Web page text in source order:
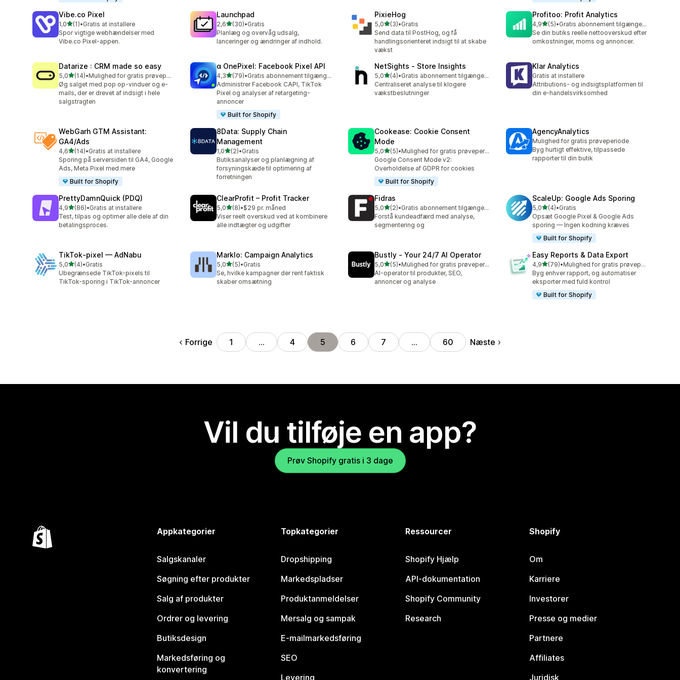
Vibe.co Pixel
1,0ud af 5 stjerner
(1)
1 anmeldelser i alt
•Gratis at installere
Spor vigtige webhændelser med
Vibe.co Pixel-appen.
Launchpad
2,6ud af 5 stjerner
(30)
30 anmeldelser i alt
•Gratis
Planlæg og overvåg udsalg,
lanceringer og ændringer af indhold.
PixieHog
5,0ud af 5 stjerner
(3)
3 anmeldelser i alt
•Gratis
Send data til PostHog, og få
handlingsorienteret indsigt til at skabe
vækst
Profitoo: Profit Analytics
4,9ud af 5 stjerner
(5)
5 anmeldelser i alt
•
Gratis abonnement tilgængeligt
Se din butiks reelle nettooverskud efter
omkostninger, moms og annoncer.
Datarize : CRM made so easy
5,0ud af 5 stjerner
(14)
14 anmeldelser i alt
•
Mulighed for gratis prøveperiode
Øg salget med pop op-vinduer og e-
mails, der er drevet af indsigt i hele
salgstragten
α OnePixel: Facebook Pixel API
4,3ud af 5 stjerner
(79)
79 anmeldelser i alt
•
Gratis abonnement tilgængeligt
Administrer Facebook CAPI, TikTok
Pixel og analyser af retargeting-
annoncer
Built for Shopify
NetSights ‑ Store Insights
5,0ud af 5 stjerner
(4)
4 anmeldelser i alt
•
Gratis abonnement tilgængeligt
Centraliseret analyse til klogere
vækstbeslutninger
Klar Analytics
Gratis at installere
Attributions- og indsigtsplatformen til
din e-handelsvirksomhed
WebGarh GTM Assistant:
GA4/Ads
4,6ud af 5 stjerner
(14)
14 anmeldelser i alt
•Gratis at installere
Sporing på serversiden til GA4, Google
Ads, Meta Pixel med mere
Built for Shopify
8Data: Supply Chain
Management
1,0ud af 5 stjerner
(2)
2 anmeldelser i alt
•Gratis
Butiksanalyser og planlægning af
forsyningskæde til optimering af
forretningen
Cookease: Cookie Consent
Mode
5,0ud af 5 stjerner
(5)
5 anmeldelser i alt
•
Mulighed for gratis prøveperiode
Google Consent Mode v2:
Overholdelse af GDPR for cookies
Built for Shopify
AgencyAnalytics
Mulighed for gratis prøveperiode
Byg hurtigt effektive, tilpassede
rapporter til din butik
PrettyDamnQuick (PDQ)
4,9ud af 5 stjerner
(86)
86 anmeldelser i alt
•Gratis at installere
Test, tilpas og optimer alle dele af din
betalingsproces.
ClearProfit – Profit Tracker
5,0ud af 5 stjerner
(8)
8 anmeldelser i alt
•$29 pr. måned
Viser reelt overskud ved at kombinere
alle indtægter og udgifter
Fidras
5,0ud af 5 stjerner
(2)
2 anmeldelser i alt
•
Gratis abonnement tilgængeligt
Forstå kundeadfærd med analyse,
segmentering og
ScaleUp: Google Ads Sporing
5,0ud af 5 stjerner
(4)
4 anmeldelser i alt
•Gratis
Opsæt Google Pixel & Google Ads
sporing — Ingen kodning kræves
Built for Shopify
TikTok‑pixel — AdNabu
5,0ud af 5 stjerner
(4)
4 anmeldelser i alt
•Gratis
Ubegrænsede TikTok-pixels til
TikTok-sporing i TikTok-annoncer
Marklo: Campaign Analytics
5,0ud af 5 stjerner
(5)
5 anmeldelser i alt
•Gratis
Se, hvilke kampagner der rent faktisk
skaber omsætning
Bustly ‑ Your 24/7 AI Operator
5,0ud af 5 stjerner
(5)
5 anmeldelser i alt
•
Mulighed for gratis prøveperiode
AI-operator til produkter, SEO,
annoncer og analyse
Easy Reports & Data Export
4,9ud af 5 stjerner
(79)
79 anmeldelser i alt
•
Mulighed for gratis prøveperiode
Byg enhver rapport, og automatiser
eksporter med fuld kontrol
Built for Shopify
Forrige 1 … 4 5 6 7 … 60 Næste
Vil du tilføje en app?
Prøv Shopify gratis i 3 dage
Appkategorier
Salgskanaler
Søgning efter produkter
Salg af produkter
Ordrer og levering
Butiksdesign
Markedsføring og
konvertering
Topkategorier
Dropshipping
Markedspladser
Produktanmeldelser
Mersalg og sampak
E-mailmarkedsføring
SEO
Levering
Ressourcer
Shopify Hjælp
API-dokumentation
Shopify Community
Research
Shopify
Om
Karriere
Investorer
Presse og medier
Partnere
Affiliates
Juridisk